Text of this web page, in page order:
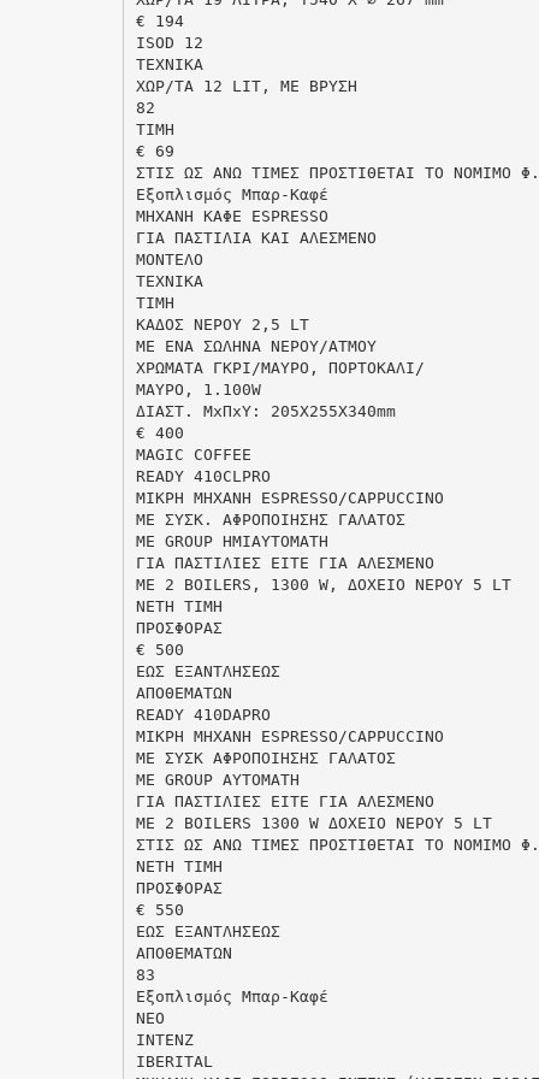
€ 194
ISOD 12
TEXNIKA
XΩP/TA 12 LIT, ΜΕ ΒΡΥΣΗ
82
TIMH
€ 69
ΣΤΙΣ ΩΣ ΑΝΩ ΤΙΜΕΣ ΠΡΟΣΤΙΘΕΤΑΙ ΤΟ ΝΟΜΙΜΟ
Eξοπλισμός Μπαρ-Καφέ
ΜΗΧΑΝH ΚΑΦΕ ESPRESSO
ΓΙΑ ΠΑΣΤΙΛΙΑ ΚΑΙ ΑΛΕΣΜΕΝO
MONTEΛO
TEXNIKA
TIMH
ΚΑΔΟΣ ΝΕΡΟΥ 2,5 LT
ME ΕΝΑ ΣΩΛΗΝΑ ΝΕΡΟΥ/ΑΤΜΟΥ
ΧΡΩΜΑΤΑ ΓΚΡΙ/ΜΑΥΡΟ, ΠOPTOKAΛΙ/
ΜΑΥΡΟ, 1.100W
ΔIAΣT. MxΠxY: 205X255X340mm
€ 400
MAGIC COFFEE
READY 410CLPRO
MIKPH MHXANH ESPRESSO/CAPPUCCINO
ΜΕ ΣΥΣΚ. ΑΦΡΟΠΟΙΗΣΗΣ ΓΑΛΑΤΟΣ
ME GROUP HMIAYTΟΜΑΤΗ
ΓIA ΠAΣTIΛIEΣ EITE ΓIA AΛEΣMENO
ME 2 BOILERS, 1300 W, ΔΟΧΕΙΟ ΝΕΡΟΥ 5 LT
ΝΕΤΗ ΤΙΜΗ
ΠΡΟΣΦΟΡΑΣ
€ 500
ΕΩΣ ΕΞΑΝΤΛΗΣΕΩΣ
ΑΠΟΘΕΜΑΤΩΝ
READY 410DAPRO
MIKPH MHXANH ESPRESSO/CAPPUCCINO
ΜΕ ΣΥΣΚ ΑΦΡΟΠΟΙΗΣΗΣ ΓΑΛΑΤΟΣ
ME GROUP AYTOMΑΤΗ
ΓIA ΠAΣTIΛIEΣ EITE ΓIA AΛEΣMENO
ME 2 BOILERS 1300 W ΔΟΧΕΙΟ ΝΕΡΟΥ 5 LT
ΣΤΙΣ ΩΣ ΑΝΩ ΤΙΜΕΣ ΠΡΟΣΤΙΘΕΤΑΙ ΤΟ ΝΟΜΙΜΟ
ΝΕΤΗ ΤΙΜΗ
ΠΡΟΣΦΟΡΑΣ
€ 550
ΕΩΣ ΕΞΑΝΤΛΗΣΕΩΣ
ΑΠΟΘΕΜΑΤΩΝ
83
Eξοπλισμός Μπαρ-Καφέ
ΝΕΟ
ΙΝΤΕΝΖ
IBERITAL